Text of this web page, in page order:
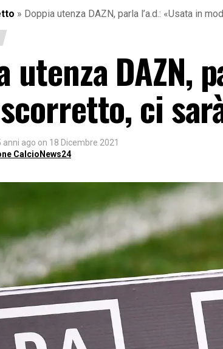
» Doppia utenza DAZN, parla l’a.d.: «Usata in
utenza DAZN,
ci
anni ago on 18 Dicembre 2021
CalcioNews24